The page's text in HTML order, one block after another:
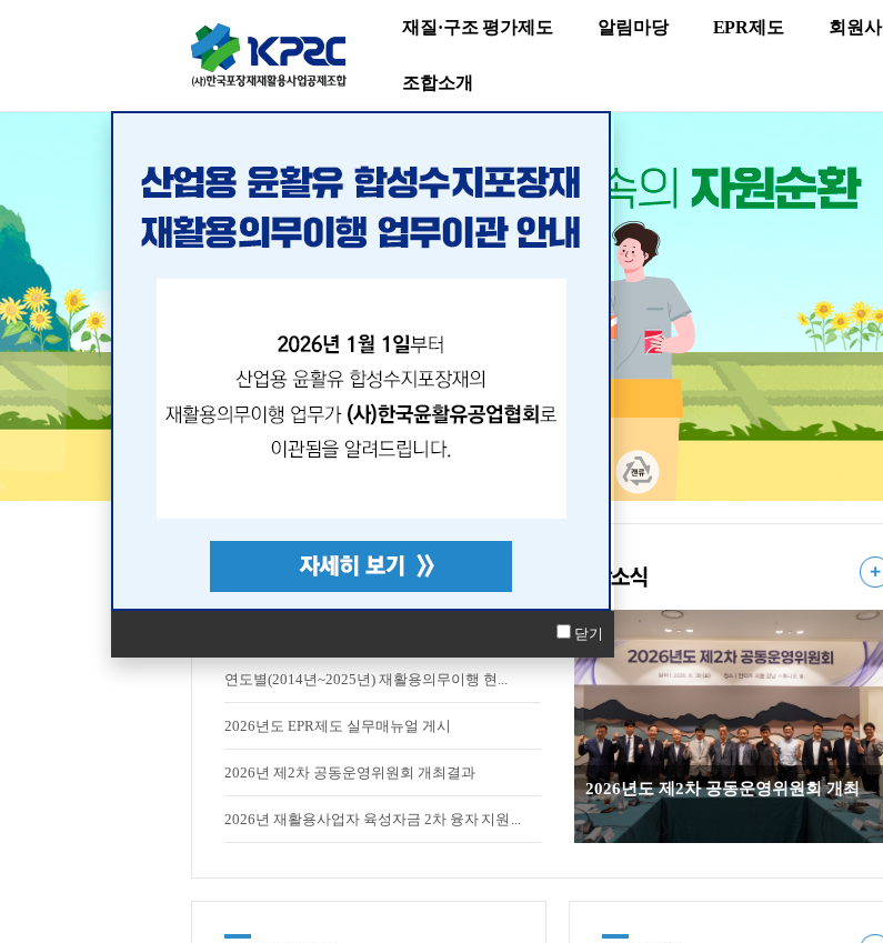
닫기
재질·구조 평가제도 알림마당 EPR제도 회원사
조합소개
연도별(2014년~2025년) 재활용의무이행 현...
2026년도 EPR제도 실무매뉴얼 게시
2026년 제2차 공동운영위원회 개최결과
2026년 재활용사업자 육성자금 2차 융자 지원...
2026년도 제2차 공동운영위원회 개최